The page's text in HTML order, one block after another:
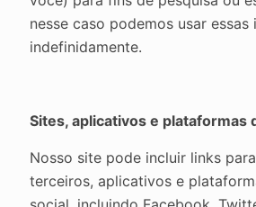
nesse caso podemos usar essas
indefinidamente.
Sites, aplicativos e plataformas
Nosso site pode incluir links
terceiros, aplicativos e